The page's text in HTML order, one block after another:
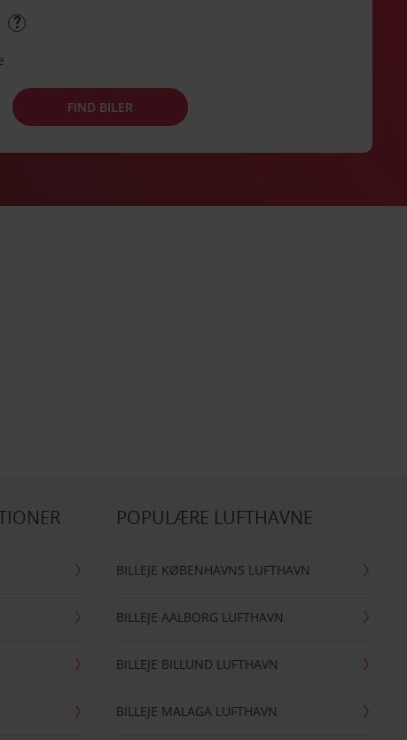
FIND BILER
POPULÆRE LUFTHAVNE
BILLEJE KØBENHAVNS LUFTHAVN
BILLEJE AALBORG LUFTHAVN
BILLEJE BILLUND LUFTHAVN
BILLEJE MALAGA LUFTHAVN